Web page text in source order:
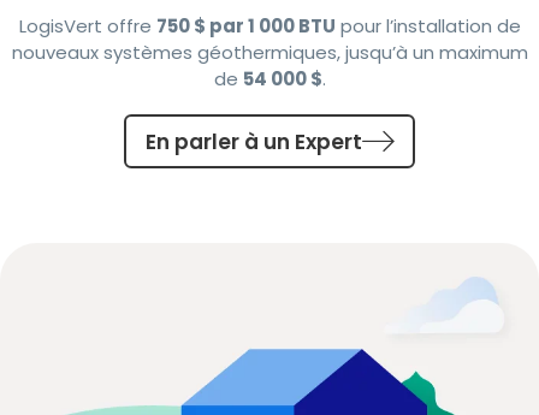
LogisVert offre 750 $ par 1 000 BTU pour l’installation de
nouveaux systèmes géothermiques, jusqu’à un maximum
de 54 000 $.
En parler à un Expert